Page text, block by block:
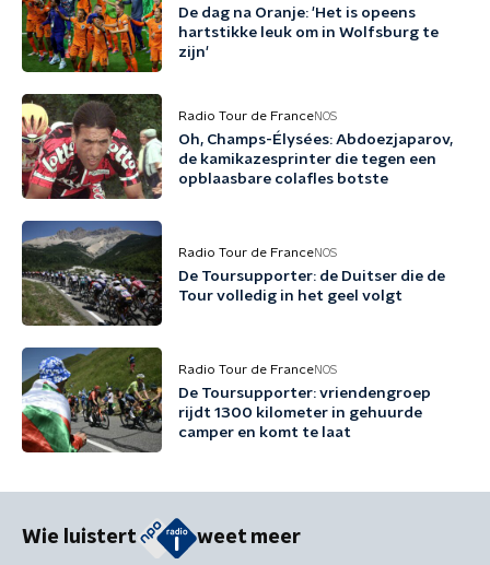
De dag na Oranje: 'Het is opeens
hartstikke leuk om in Wolfsburg te
zijn'
Radio Tour de FranceNOS
Oh, Champs-Élysées: Abdoezjaparov,
de kamikazesprinter die tegen een
opblaasbare colafles botste
Radio Tour de FranceNOS
De Toursupporter: de Duitser die de
Tour volledig in het geel volgt
Radio Tour de FranceNOS
De Toursupporter: vriendengroep
rijdt 1300 kilometer in gehuurde
camper en komt te laat
Wie luistert weet meer